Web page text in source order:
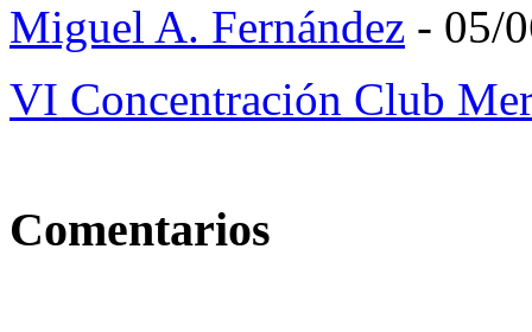
Miguel A. Fernández - 05/
VI Concentración Club
Comentarios